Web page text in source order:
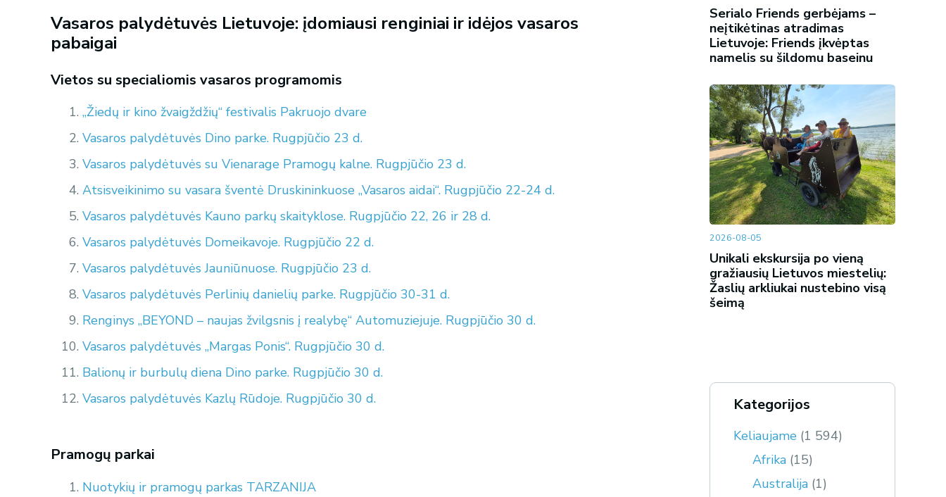
Vasaros palydėtuvės Lietuvoje: įdomiausi renginiai ir idėjos vasaros
pabaigai
Vietos su specialiomis vasaros programomis
„Žiedų ir kino žvaigždžių“ festivalis Pakruojo dvare
Vasaros palydėtuvės Dino parke. Rugpjūčio 23 d.
Vasaros palydėtuvės su Vienarage Pramogų kalne. Rugpjūčio 23 d.
Atsisveikinimo su vasara šventė Druskininkuose „Vasaros aidai“. Rugpjūčio 22-24 d.
Vasaros palydėtuvės Kauno parkų skaityklose. Rugpjūčio 22, 26 ir 28 d.
Vasaros palydėtuvės Domeikavoje. Rugpjūčio 22 d.
Vasaros palydėtuvės Jauniūnuose. Rugpjūčio 23 d.
Vasaros palydėtuvės Perlinių danielių parke. Rugpjūčio 30-31 d.
Renginys „BEYOND – naujas žvilgsnis į realybę“ Automuziejuje. Rugpjūčio 30 d.
Vasaros palydėtuvės „Margas Ponis“. Rugpjūčio 30 d.
Balionų ir burbulų diena Dino parke. Rugpjūčio 30 d.
Vasaros palydėtuvės Kazlų Rūdoje. Rugpjūčio 30 d.
Pramogų parkai
Nuotykių ir pramogų parkas TARZANIJA
Serialo Friends gerbėjams –
neįtikėtinas atradimas
Lietuvoje: Friends įkvėptas
namelis su šildomu baseinu
2026-08-05
Unikali ekskursija po vieną
gražiausių Lietuvos miestelių:
Žaslių arkliukai nustebino visą
šeimą
Kategorijos
Keliaujame (1 594)
Afrika (15)
Australija (1)